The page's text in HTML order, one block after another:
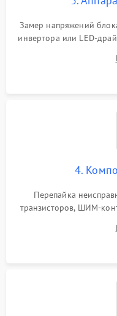
Поломка системы защиты
Замер напряжений
инвертора или LED-
питания скалера и
4.
Перепайка
транзисторов, ШИМ-
памяти при
разборка матрицы и